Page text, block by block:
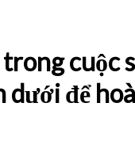
cuộc
dưới để